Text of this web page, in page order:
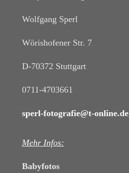
Wolfgang Sperl
Wörishofener Str. 7
D-70372 Stuttgart
0711-4703661
sperl-fotografie@t-online.de
Mehr Infos:
Babyfotos